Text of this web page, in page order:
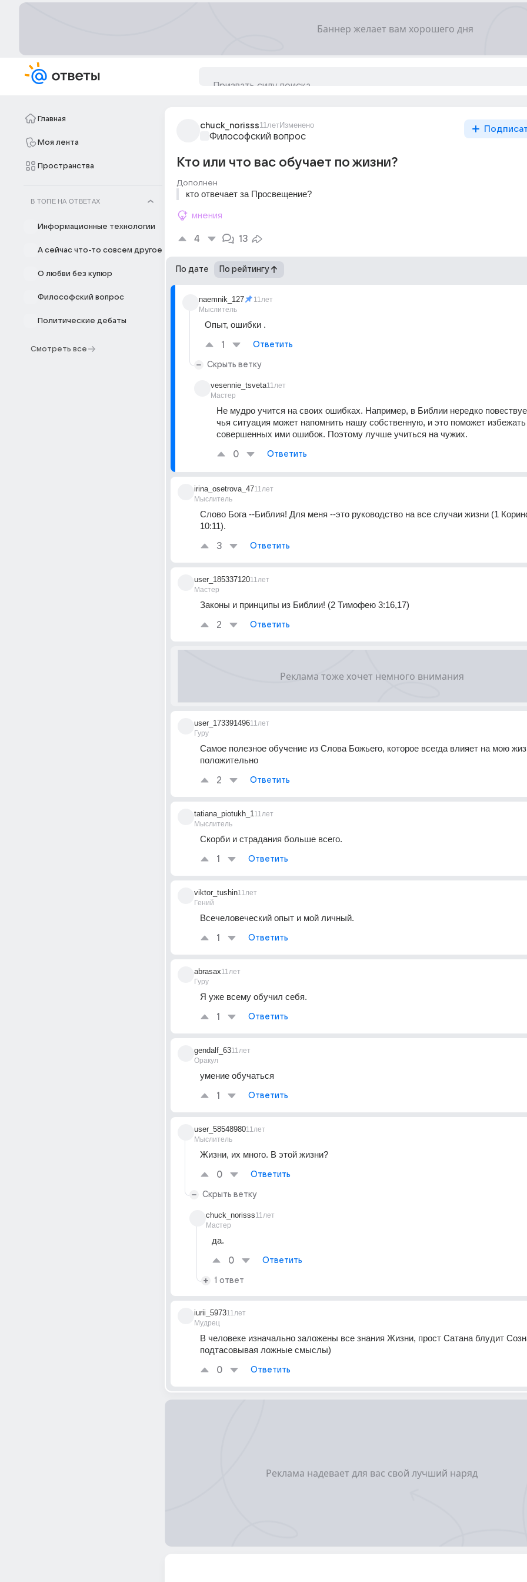
Главная
Моя лента
Пространства
В ТОПЕ НА ОТВЕТАХ
Информационные технологии
А сейчас что-то совсем другое
О любви без купюр
Философский вопрос
Политические дебаты
Смотреть все
chuck_norisss11летИзменено
Философский вопрос
Кто или что вас обучает по жизни?
Дополнен
кто отвечает за Просвещение?
мнения
4 13
По дате По рейтингу
naemnik_127
Мыслитель
11лет
Опыт, ошибки .
1 Ответить
Скрыть ветку
vesennie_tsveta
Мастер
11лет
Не мудро учится на своих ошибках. Например, в Библии нередко
чья ситуация может напомнить нашу собственную, и это поможет избежать
совершенных ими ошибок. Поэтому лучше учиться на чужих.
0 Ответить
irina_osetrova_47
Мыслитель
11лет
Слово Бога --Библия! Для меня --это руководство на все случаи жизни (1
10:11).
3 Ответить
user_185337120
Мастер
11лет
Законы и принципы из Библии! (2 Тимофею 3:16,17)
2 Ответить
user_173391496
Гуру
11лет
Самое полезное обучение из Слова Божьего, которое всегда влияет на мою
положительно
2 Ответить
tatiana_piotukh_1
Мыслитель
11лет
Скорби и страдания больше всего.
1 Ответить
viktor_tushin
Гений
11лет
Всечеловеческий опыт и мой личный.
1 Ответить
abrasax
Гуру
11лет
Я уже всему обучил себя.
1 Ответить
gendalf_63
Оракул
11лет
умение обучаться
1 Ответить
user_58548980
Мыслитель
11лет
Жизни, их много. В этой жизни?
0 Ответить
Скрыть ветку
chuck_norisss
Мастер
11лет
да.
0 Ответить
1 ответ
iurii_5973
Мудрец
11лет
В человеке изначально заложены все знания Жизни, прост Сатана блудит
подтасовывая ложные смыслы)
0 Ответить